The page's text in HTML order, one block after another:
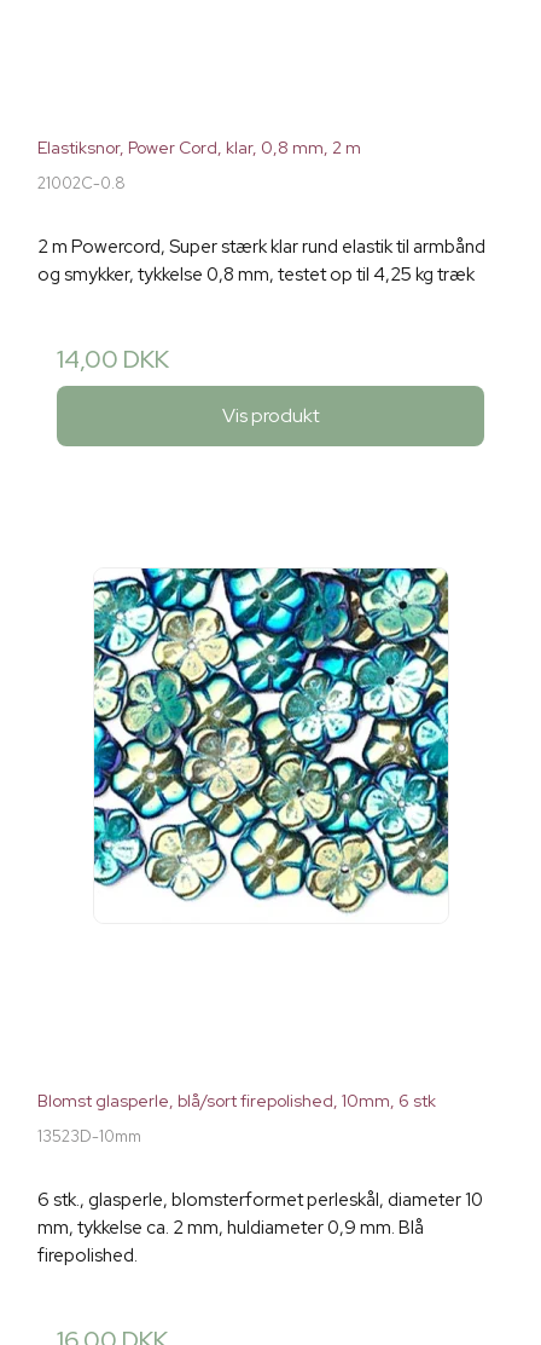
Elastiksnor, Power Cord, klar, 0,8 mm, 2 m
21002C-0.8
2 m Powercord, Super stærk klar rund elastik til armbånd
og smykker, tykkelse 0,8 mm, testet op til 4,25 kg træk
14,00 DKK
Vis produkt
Blomst glasperle, blå/sort firepolished, 10mm, 6 stk
13523D-10mm
6 stk., glasperle, blomsterformet perleskål, diameter 10
mm, tykkelse ca. 2 mm, huldiameter 0,9 mm. Blå
firepolished.